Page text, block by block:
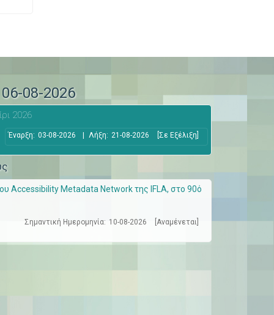
08-2026
2026
Έναρξη: 03-08-2026 | Λήξη: 21-08-2026 [Σε Εξέλιξη]
Accessibility Metadata Network της IFLA, στο 90ό
Σημαντική Ημερομηνία: 10-08-2026 [Αναμένεται]